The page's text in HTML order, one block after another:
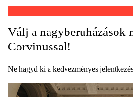
Válj a nagyberuházások
Corvinussal!
Ne hagyd ki a kedvezményes